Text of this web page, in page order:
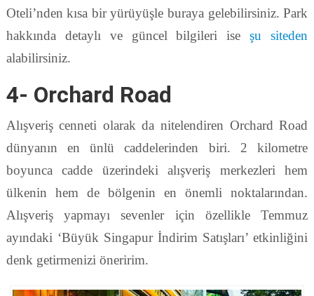
Oteli’nden kısa bir yürüyüşle buraya gelebilirsiniz. Park
hakkında detaylı ve güncel bilgileri iseşu siteden
alabilirsiniz.
4- Orchard Road
Alışveriş cenneti olarak da nitelendiren Orchard Road
dünyanın en ünlü caddelerinden biri. 2 kilometre
boyunca cadde üzerindeki alışveriş merkezleri hem
ülkenin hem de bölgenin en önemli noktalarından.
Alışveriş yapmayı sevenler için özellikle Temmuz
ayındaki ‘Büyük Singapur İndirim Satışları’ etkinliğini
denk getirmenizi öneririm.